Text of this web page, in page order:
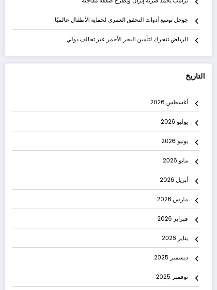
جوجل توسع أدوات التحقق العمري لحماية الأطفال عالميًا
الرياض تتحرك لتأمين البحر الأحمر عبر تحالف دولي
التاريخ
أغسطس 2026
يوليو 2026
يونيو 2026
مايو 2026
أبريل 2026
مارس 2026
فبراير 2026
يناير 2026
ديسمبر 2025
نوفمبر 2025